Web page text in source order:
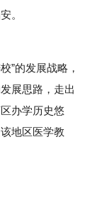
。
的发展战略，
展思路，走出
办学历史悠
地区医学教